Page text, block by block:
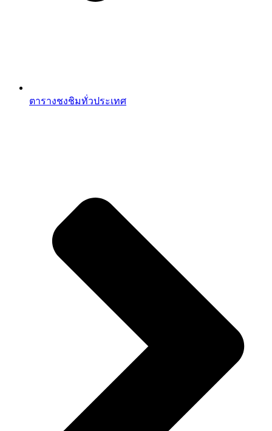
ตารางชงชิมทั่วประเทศ